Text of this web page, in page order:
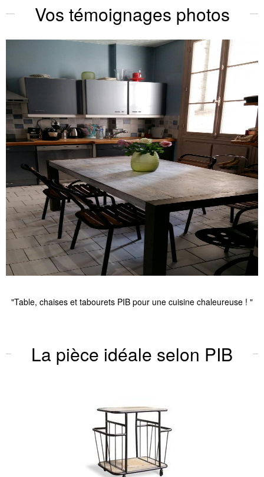
Vos témoignages photos
"Table, chaises et tabourets PIB pour une cuisine chaleureuse ! "
La pièce idéale selon PIB